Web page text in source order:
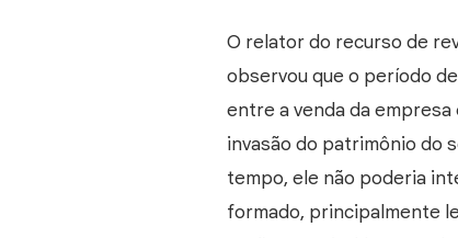
O relator do recurso de
observou que o período
entre a venda da
invasão do patrimônio do
tempo, ele não poderia
formado, principalmente